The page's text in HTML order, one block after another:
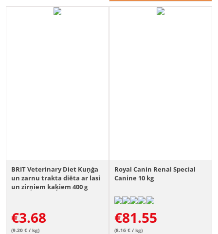
BRIT Veterinary Diet Kuņģa
un zarnu trakta diēta ar lasi
un zirņiem kaķiem 400 g
€3.68
(9.20 € / kg)
Royal Canin Renal Special
Canine 10 kg
€81.55
(8.16 € / kg)